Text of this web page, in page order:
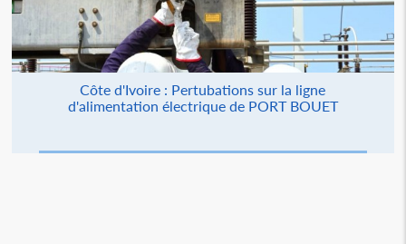
Côte d'Ivoire : Pertubations sur la ligne
d'alimentation électrique de PORT BOUET